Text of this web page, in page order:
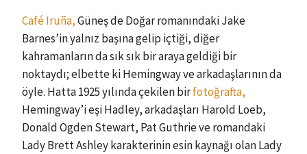
Café Iruña,Güneş de Doğar romanındaki Jake
Barnes’in yalnız başına gelip içtiği, diğer
kahramanların da sık sık bir araya geldiği bir
noktaydı; elbette ki Hemingway ve arkadaşlarının da
öyle. Hatta 1925 yılında çekilen birfotoğrafta,
Hemingway’i eşi Hadley, arkadaşları Harold Loeb,
Donald Ogden Stewart, Pat Guthrie ve romandaki
Lady Brett Ashley karakterinin esin kaynağı olan Lady